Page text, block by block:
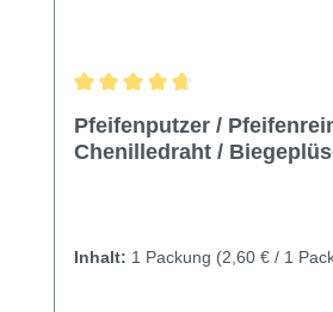
Pfeifenputzer /
Chenilledraht /
Inhalt: 1 Packung (2,60 € / 1